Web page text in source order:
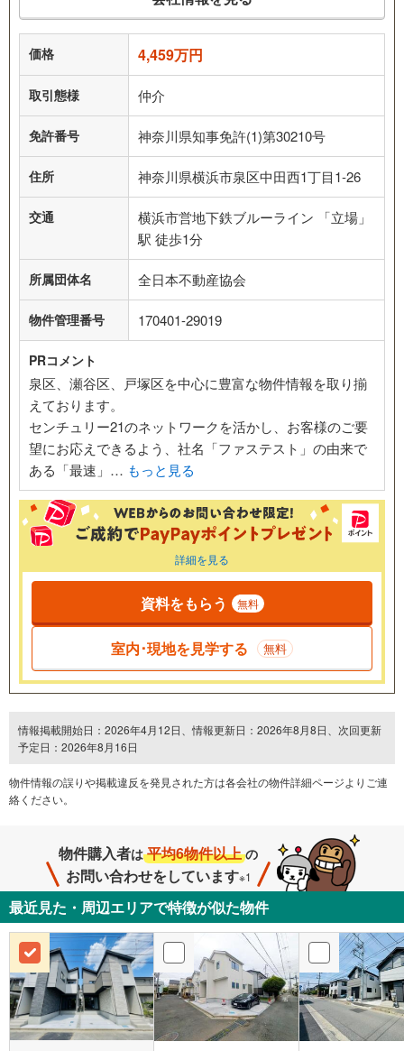
価格 4,459万円
取引態様 仲介
免許番号 神奈川県知事免許(1)第30210号
住所 神奈川県横浜市泉区中田西1丁目1‐26
交通
横浜市営地下鉄ブルーライン 「立場」
駅 徒歩1分
所属団体名 全日本不動産協会
物件管理番号 170401-29019
PRコメント
泉区、瀬谷区、戸塚区を中心に豊富な物件情報を取り揃
えております。
センチュリー21のネットワークを活かし、お客様のご要
望にお応えできるよう、社名「ファステスト」の由来で
ある「最速」… もっと見る
詳細を見る
資料をもらう 無料
室内･現地を見学する 無料
情報掲載開始日：2026年4月12日、情報更新日：2026年8月8日、次回更新
予定日：2026年8月16日
物件情報の誤りや掲載違反を発⾒された方は各会社の物件詳細ページよりご連
絡ください。
物件購入者は 平均6物件以上 の
お問い合わせをしています※1
最近見た・周辺エリアで特徴が似た物件